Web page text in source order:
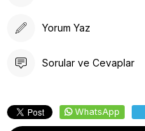
Yorum Yaz
Sorular ve Cevaplar
WhatsApp